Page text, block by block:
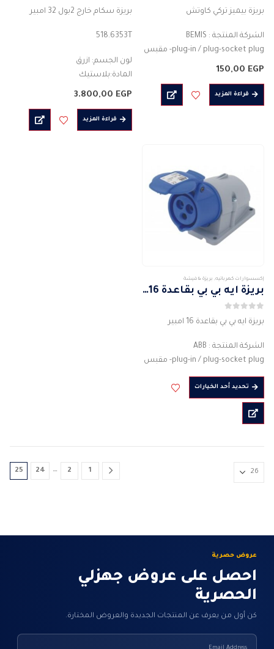
بريزة بيميز تركي كاوتش
الشركة المنتجة : BEMIS
plug-in / plug-socket plug- مقبس
نوع الجسم : موصل قابس
المادة : بلاستيك
2PIN
150,00 EGP
قراءة المزيد
بريزة سكام خارج 2بول 32 امبير
518.6353T
لون الجسم: ازرق
المادة:بلاستيك
التصنيف الحالي للتيار (A) : 32 امبير
عدد الأعمدة : 2P + E
المرجع 6H
3.800,00 EGP
قراءة المزيد
إكسسوارات كهربائيه, بريزة & فيشة
بريزة ايه بي بي بقاعدة 16 امبير
بريزة ايه بي بي بقاعدة 16 امبير
الشركة المنتجة : ABB
plug-in / plug-socket plug- مقبس
نوع الجسم : موصل قابس
لون الجسم: احمر
المادة : بلاستيك
قاعدة مربعة
…
تحديد أحد الخياراتهناك
العديد
من
الأشكال
المنتج.
يمكن
صفحة
المنتج
1
2
…
24
25
عروض حصرية
احصل على عروض جهزلي
الحصرية
كن أول من يعرف عن المنتجات الجديدة والعروض المختارة.